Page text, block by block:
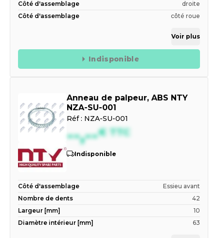
Côté d'assemblage
droite
Côté d'assemblage
côté roue
Voir plus
Indisponible
Anneau de palpeur, ABS NTY
NZA-SU-001
Réf : NZA-SU-001
--,--€ TTC
Indisponible
Côté d'assemblage
Essieu avant
Nombre de dents
42
Largeur [mm]
10
Diamètre intérieur [mm]
63